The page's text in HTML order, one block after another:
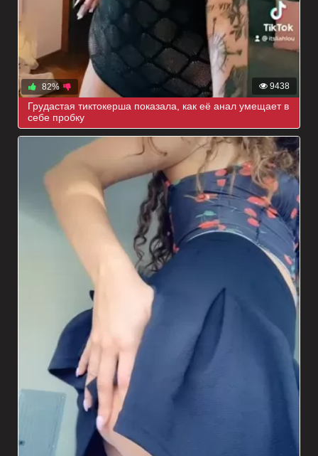
9438
82%
Грудастая тиктокерша показала, как её анал умещает в
себе пробку